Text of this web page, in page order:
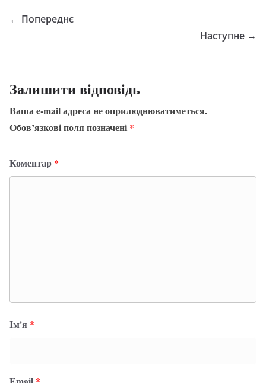
← Попереднє
Наступне →
Залишити відповідь
Ваша e-mail адреса не оприлюднюватиметься.
Обов’язкові поля позначені *
Коментар *
Ім'я *